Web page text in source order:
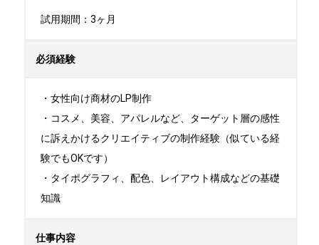
試用期間：3ヶ月
必須経験
・女性向け商材のLP制作
・コスメ、美容、アパレルなど、ターゲット層の感性
に訴えかけるクリエイティブの制作経験（似ている経
験でもOKです）
・タイポグラフィ、配色、レイアウト構成などの基礎
知識
仕事内容